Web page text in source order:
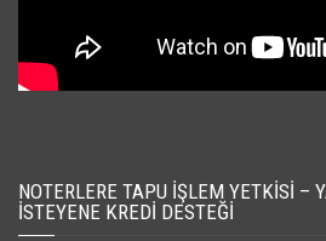
NOTERLERE TAPU İŞLEM YETKISI –
İSTEYENE KREDI DESTEĞI